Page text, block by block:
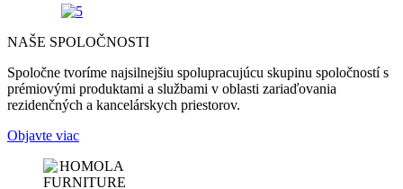
NAŠE SPOLOČNOSTI
Spoločne tvoríme najsilnejšiu spolupracujúcu skupinu spoločností s
prémiovými produktami a službami v oblasti zariaďovania
rezidenčných a kancelárskych priestorov.
Objavte viac